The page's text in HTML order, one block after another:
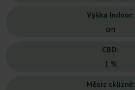
Výška Indoor:
cm
CBD:
1 %
Měsíc sklizně: